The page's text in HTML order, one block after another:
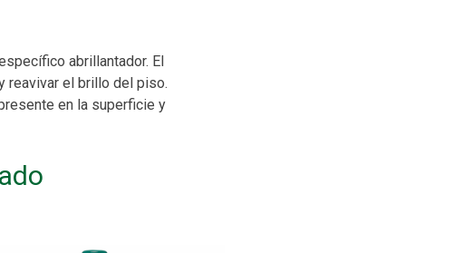
abrillantador. El
reavivar el brillo del piso.
en la superficie y